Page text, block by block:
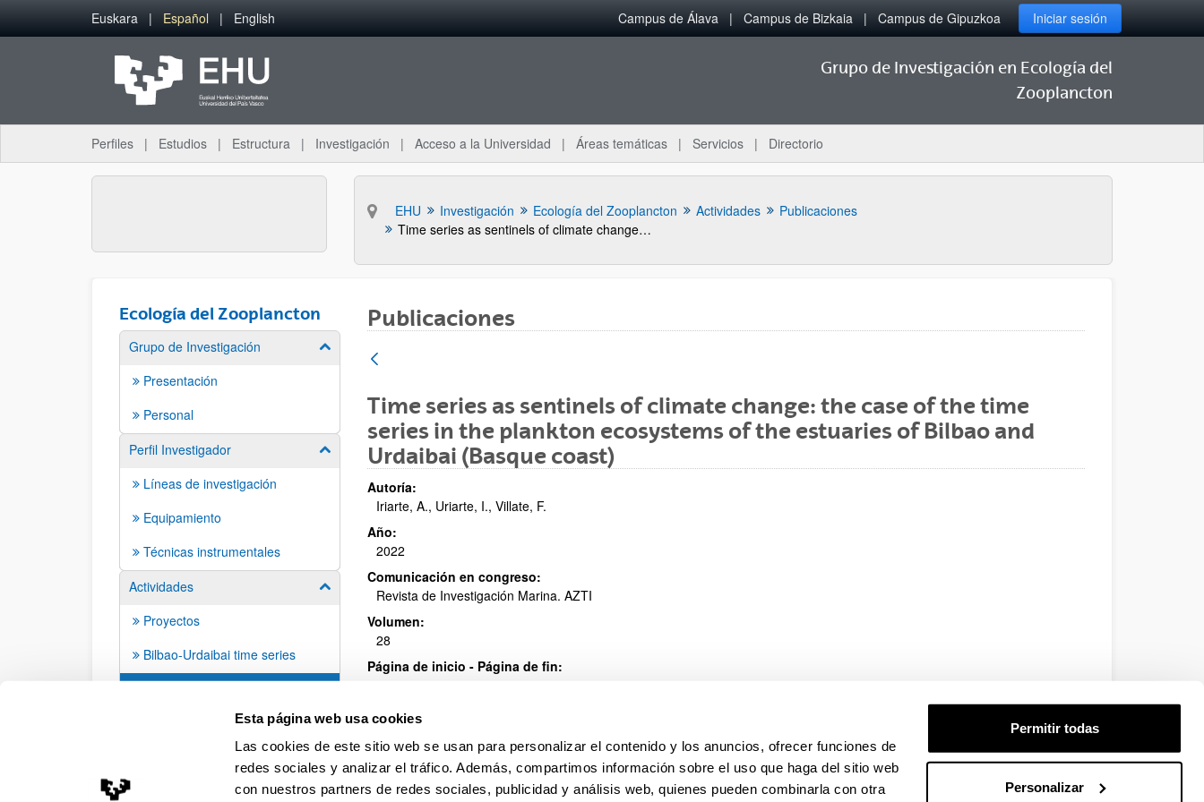
Esta página web usa cookies
Las cookies de este sitio web se usan para personalizar el contenido y los anuncios, ofrecer funciones de
redes sociales y analizar el tráfico. Además, compartimos información sobre el uso que haga del sitio web
con nuestros partners de redes sociales, publicidad y análisis web, quienes pueden combinarla con otra
Permitir todas
Personalizar
Saltar al contenido principal
Euskara Español English Campus de Álava Campus de Bizkaia Campus de Gipuzkoa Iniciar sesión
Grupo de Investigación en Ecología del
Zooplancton
Perfiles Estudios Estructura Investigación Acceso a la Universidad Áreas temáticas Servicios Directorio
EHU Investigación Ecología del Zooplancton Actividades
Publicaciones
Time series as sentinels of climate change: the case of the time series in the plankton ecosystems of the estuaries of Bilbao and Urdaibai (Basque coast)
Ecología del Zooplancton
Grupo de Investigación Mostrar/ocultar subpáginas
Presentación
Personal
Perfil Investigador
Mostrar/ocultar subpáginas
Líneas de investigación
Equipamiento
Técnicas instrumentales
Actividades
Mostrar/ocultar subpáginas
Proyectos
Bilbao-Urdaibai time series
Publicaciones
Time series as sentinels of climate change: the case of the time
series in the plankton ecosystems of the estuaries of Bilbao and
Urdaibai (Basque coast)
Autoría:
Iriarte, A., Uriarte, I., Villate, F.
Año:
2022
Comunicación en congreso:
Revista de Investigación Marina. AZTI
Volumen:
28
Página de inicio - Página de fin:
/ ISSN